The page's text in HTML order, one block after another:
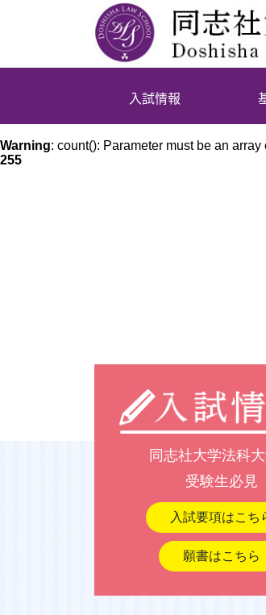
入試情報
Warning: count(): Parameter must be an
255
同志社大学法科
受験生必見
入試要項はこち
願書はこちら